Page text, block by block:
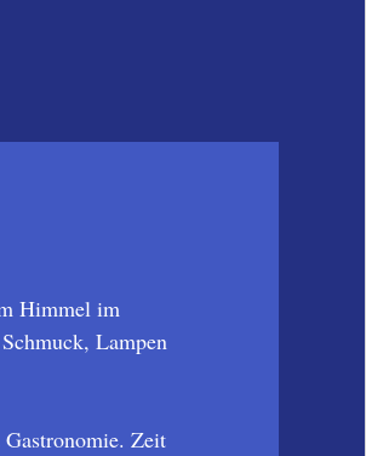
Himmel im
Lampen
Zeit